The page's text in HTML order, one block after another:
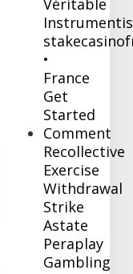
•
France
Get
Started
Comment
Recollective
Exercise
Withdrawal
Strike
Astate
Peraplay
Gambling